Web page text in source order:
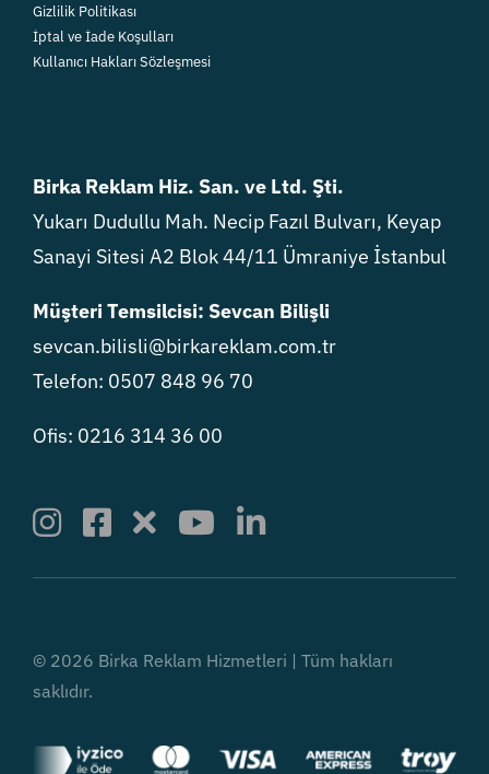
Gizlilik Politikası
İptal ve İade Koşulları
Kullanıcı Hakları Sözleşmesi
Birka Reklam Hiz. San. ve Ltd. Şti.
Yukarı Dudullu Mah. Necip Fazıl Bulvarı, Keyap
Sanayi Sitesi A2 Blok 44/11 Ümraniye İstanbul
Müşteri Temsilcisi: Sevcan Bilişli
sevcan.bilisli@birkareklam.com.tr
Telefon: 0507 848 96 70
Ofis: 0216 314 36 00
© 2026 Birka Reklam Hizmetleri | Tüm hakları
saklıdır.